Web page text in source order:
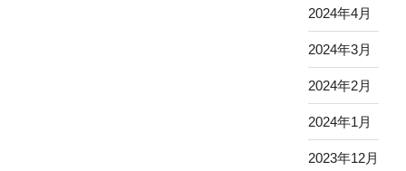
2024年4月
2024年3月
2024年2月
2024年1月
2023年12月